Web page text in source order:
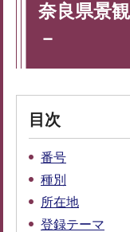
奈良県景
－
目次
番号
種別
所在地
登録テーマ